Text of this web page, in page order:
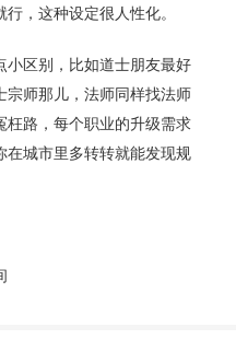
，这种设定很人性化。
小区别，比如道士朋友最好
宗师那儿，法师同样找法师
枉路，每个职业的升级需求
在城市里多转转就能发现规